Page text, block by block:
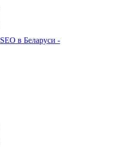
SEO в Беларуси -